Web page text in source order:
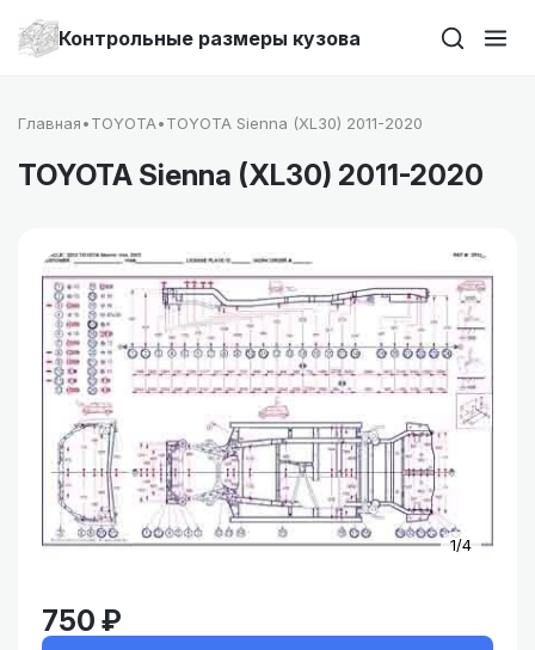
Контрольные размеры кузова
Главная•TOYOTA•TOYOTA Sienna (XL30) 2011-2020
TOYOTA Sienna (XL30) 2011-2020
1/4
750 ₽